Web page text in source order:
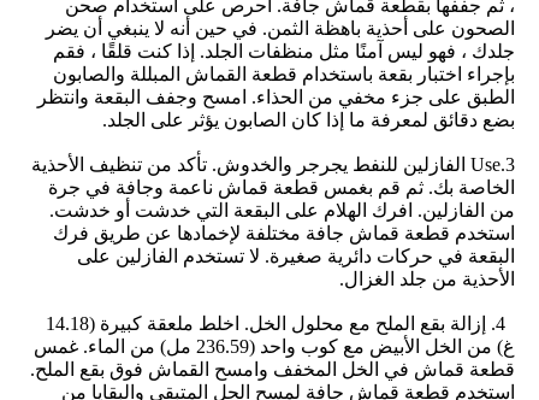
، ثم جففها بقطعة قماش جافة. احرص على استخدام صحن
الصحون على أحذية باهظة الثمن. في حين أنه لا ينبغي أن يضر
جلدك ، فهو ليس آمنًا مثل منظفات الجلد. إذا كنت قلقًا ، فقم
بإجراء اختبار بقعة باستخدام قطعة القماش المبللة والصابون
الطبق على جزء مخفي من الحذاء. امسح وجفف البقعة وانتظر
بضع دقائق لمعرفة ما إذا كان الصابون يؤثر على الجلد.
3.Use الفازلين للنفط يجرجر والخدوش. تأكد من تنظيف الأحذية
الخاصة بك. ثم قم بغمس قطعة قماش ناعمة وجافة في جرة
من الفازلين. افرك الهلام على البقعة التي خدشت أو خدشت.
استخدم قطعة قماش جافة مختلفة لإخمادها عن طريق فرك
البقعة في حركات دائرية صغيرة. لا تستخدم الفازلين على
الأحذية من جلد الغزال.
4. إزالة بقع الملح مع محلول الخل. اخلط ملعقة كبيرة (14.18
غ) من الخل الأبيض مع كوب واحد (236.59 مل) من الماء. غمس
قطعة قماش في الخل المخفف وامسح القماش فوق بقع الملح.
اﺳﺘﺨﺪم ﻗﻄﻌﺔ ﻗﻤﺎش ﺟﺎﻓﺔ ﻟﻤﺴﺢ اﻟﺤﻞ اﻟﻤﺘﺒﻘﻲ واﻟﺒﻘﺎﻳﺎ ﻣﻦ